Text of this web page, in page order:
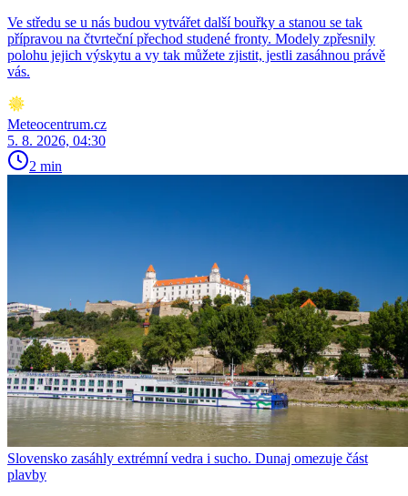
Ve středu se u nás budou vytvářet další bouřky a stanou se tak
přípravou na čtvrteční přechod studené fronty. Modely zpřesnily
polohu jejich výskytu a vy tak můžete zjistit, jestli zasáhnou právě
vás.
Meteocentrum.cz
5. 8. 2026, 04:30
2 min
Slovensko zasáhly extrémní vedra i sucho. Dunaj omezuje část
plavby